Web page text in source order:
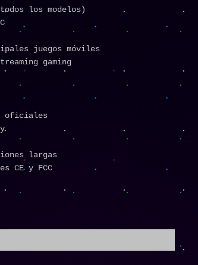
los modelos)
juegos móviles
gaming
oficiales
largas
CE y FCC